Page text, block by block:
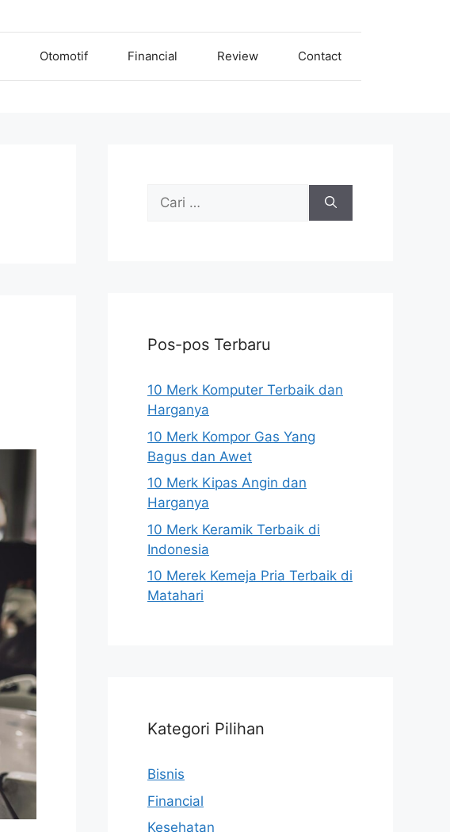
Otomotif Financial Review Contact
Cari
Pos-pos Terbaru
10 Merk Komputer Terbaik dan
Harganya
10 Merk Kompor Gas Yang
Bagus dan Awet
10 Merk Kipas Angin dan
Harganya
10 Merk Keramik Terbaik di
Indonesia
10 Merek Kemeja Pria Terbaik di
Matahari
Kategori Pilihan
Bisnis
Financial
Kesehatan